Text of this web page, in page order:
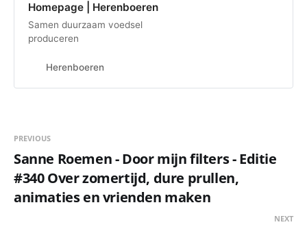
Homepage | Herenboeren
Samen duurzaam voedsel
produceren
Herenboeren
PREVIOUS
Sanne Roemen - Door mijn filters - Editie
#340 Over zomertijd, dure prullen,
animaties en vrienden maken
NEXT